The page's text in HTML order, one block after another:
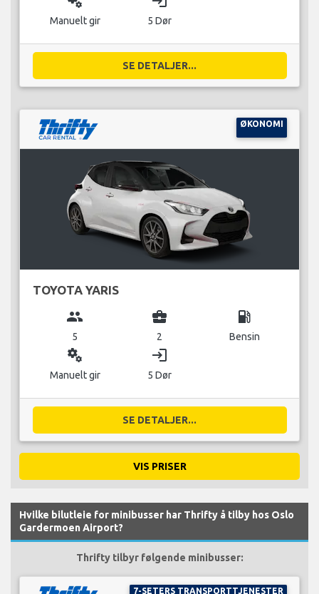
Manuelt gir 5 Dør
SE DETALJER...
ØKONOMI
TOYOTA YARIS
group
5
business_center
2
local_gas_station
Bensin
miscellaneous_services
Manuelt gir
login
5 Dør
SE DETALJER...
VIS PRISER
Hvilke bilutleie for minibusser har Thrifty å tilby hos Oslo
Gardermoen Airport?
Thrifty tilbyr følgende minibusser:
7-SETERS TRANSPORTTJENESTER